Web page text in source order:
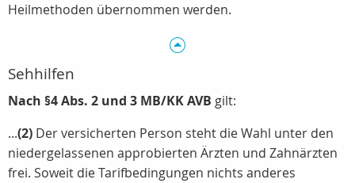
Heilmethoden übernommen werden.
Sehhilfen
Nach §4 Abs. 2 und 3 MB/KK AVB gilt:
...(2) Der versicherten Person steht die Wahl unter den
niedergelassenen approbierten Ärzten und Zahnärzten
frei. Soweit die Tarifbedingungen nichts anderes